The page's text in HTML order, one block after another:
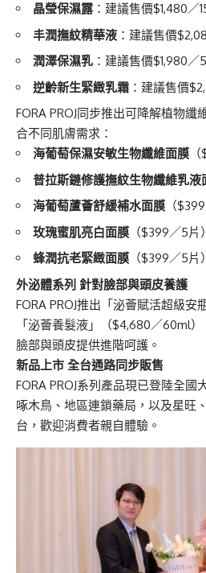
晶瑩保濕露：建議售價$1,480／
丰潤撫紋精華液 ：建議售價
潤澤保濕乳 ：建議售價$1,980／
逆齡新生緊緻乳霜 ：建議售價
FORA PROJ同步推出可降解植物
合不同肌膚需求：
海葡萄保濕安敏生物纖維面膜
普拉斯鏈修護撫紋生物纖維乳液
海葡萄蘆薈舒緩補水面膜 （
玫瑰蜜肌亮白面膜 （$399／5片）
蜂潤抗老緊緻面膜 （$399／5片）
外泌體系列 針對臉部與頭皮養護
FORA PROJ推出「泌薈賦活超級安
「泌薈養髮液」（$4,680／60ml
臉部與頭皮提供進階呵護。
新品上市 全台通路同步販售
FORA PROJ系列產品現已登陸全國
啄木鳥、地區連鎖藥局，以及星旺
台，歡迎消費者親自體驗。